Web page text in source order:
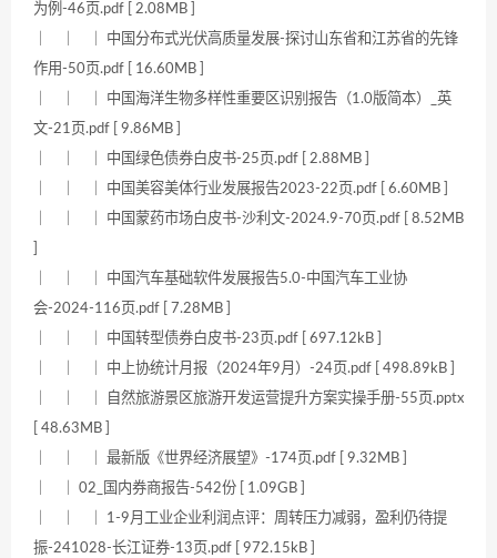
为例-46页.pdf [ 2.08MB ]
｜ ｜ ｜ 中国分布式光伏高质量发展-探讨山东省和江苏省的先锋
作用-50页.pdf [ 16.60MB ]
｜ ｜ ｜ 中国海洋生物多样性重要区识别报告（1.0版简本）_英
文-21页.pdf [ 9.86MB ]
｜ ｜ ｜ 中国绿色债券白皮书-25页.pdf [ 2.88MB ]
｜ ｜ ｜ 中国美容美体行业发展报告2023-22页.pdf [ 6.60MB ]
｜ ｜ ｜ 中国蒙药市场白皮书-沙利文-2024.9-70页.pdf [ 8.52MB
｜ ｜ ｜ 中国汽车基础软件发展报告5.0-中国汽车工业协
会-2024-116页.pdf [ 7.28MB ]
｜ ｜ ｜ 中国转型债券白皮书-23页.pdf [ 697.12kB ]
｜ ｜ ｜ 中上协统计月报（2024年9月）-24页.pdf [ 498.89kB ]
｜ ｜ ｜ 自然旅游景区旅游开发运营提升方案实操手册-55页.pptx
[ 48.63MB ]
｜ ｜ ｜ 最新版《世界经济展望》-174页.pdf [ 9.32MB ]
｜ ｜ 02_国内券商报告-542份 [ 1.09GB ]
｜ ｜ ｜ 1-9月工业企业利润点评：周转压力减弱，盈利仍待提
振-241028-长江证券-13页.pdf [ 972.15kB ]